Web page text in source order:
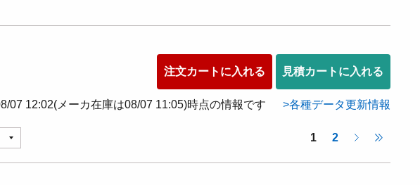
注文カートに入れる 見積カートに入れる
07 12:02(メーカ在庫は08/07 11:05)時点の情報です 各種データ更新情報
1 2